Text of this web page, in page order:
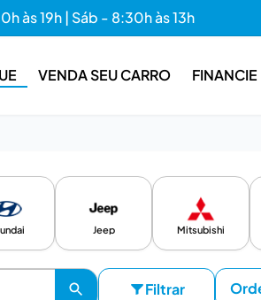
às 19h | Sáb - 8:30h às 13h
VENDA SEU CARRO FINANCIE
Jeep Mitsubishi
Filtrar